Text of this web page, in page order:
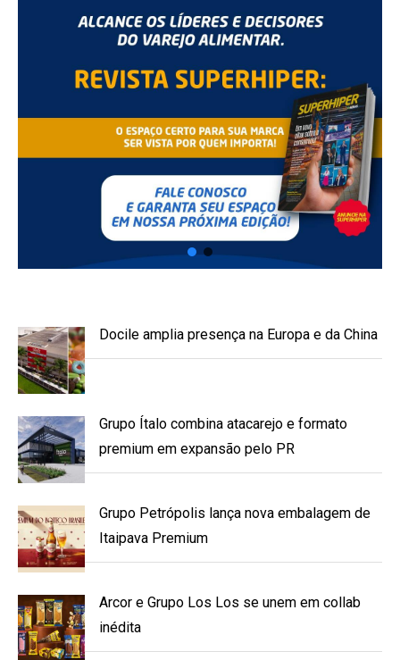
Docile amplia presença na Europa e da China
Grupo Ítalo combina atacarejo e formato
premium em expansão pelo PR
Grupo Petrópolis lança nova embalagem de
Itaipava Premium
Arcor e Grupo Los Los se unem em collab
inédita